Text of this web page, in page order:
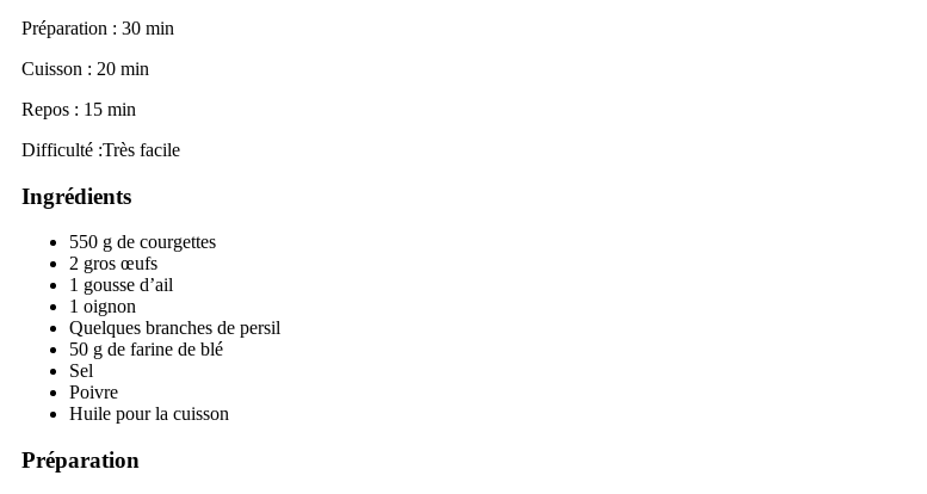
Préparation : 30 min
Cuisson : 20 min
Repos : 15 min
Difficulté :Très facile
Ingrédients
550 g de courgettes
2 gros œufs
1 gousse d’ail
1 oignon
Quelques branches de persil
50 g de farine de blé
Sel
Poivre
Huile pour la cuisson
Préparation